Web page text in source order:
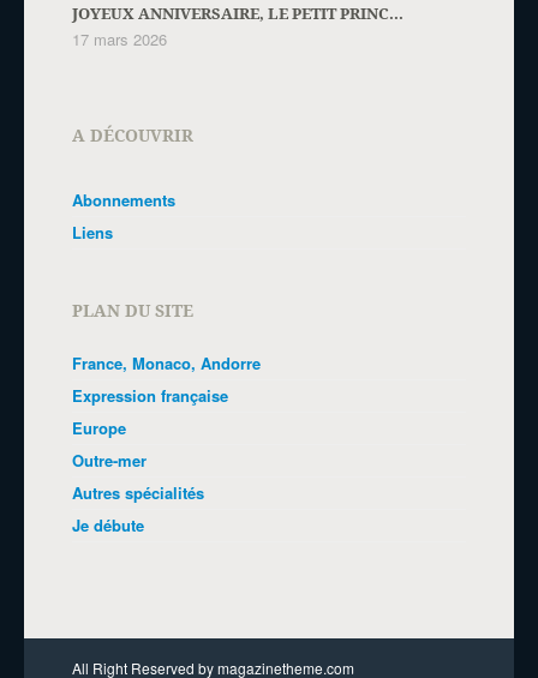
JOYEUX ANNIVERSAIRE, LE PETIT PRINC...
17 mars 2026
A DÉCOUVRIR
Abonnements
Liens
PLAN DU SITE
France, Monaco, Andorre
Expression française
Europe
Outre-mer
Autres spécialités
Je débute
All Right Reserved by magazinetheme.com